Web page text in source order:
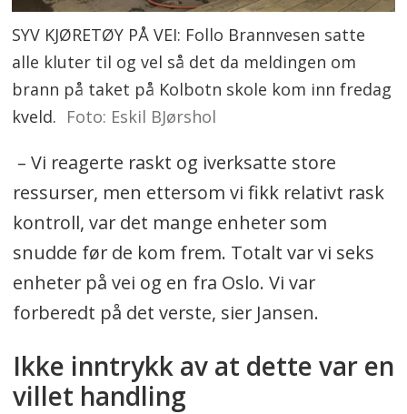
SYV KJØRETØY PÅ VEI: Follo Brannvesen satte
alle kluter til og vel så det da meldingen om
brann på taket på Kolbotn skole kom inn fredag
kveld. Foto: Eskil BJørshol
– Vi reagerte raskt og iverksatte store
ressurser, men ettersom vi fikk relativt rask
kontroll, var det mange enheter som
snudde før de kom frem. Totalt var vi seks
enheter på vei og en fra Oslo. Vi var
forberedt på det verste, sier Jansen.
Ikke inntrykk av at dette var en
villet handling